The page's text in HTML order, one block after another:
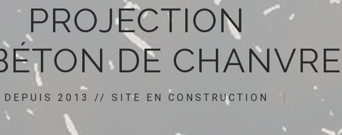
PROJECTION
DE CHANVRE
DEPUIS 2013 // SITE EN CONSTRUCTION